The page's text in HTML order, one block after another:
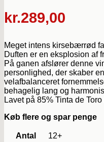
kr.289,00
Meget intens kirsebærrød
Duften er en eksplosion af
På ganen afslører denne
personlighed, der skaber
velafbalanceret
behagelig lang og
Lavet på 85% Tinta de
Køb flere og spar penge
Antal
12+